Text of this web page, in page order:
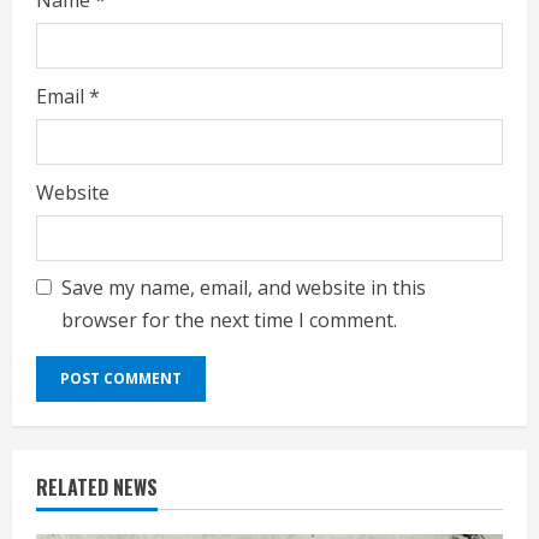
Email *
Website
Save my name, email, and website in this
browser for the next time I comment.
RELATED NEWS